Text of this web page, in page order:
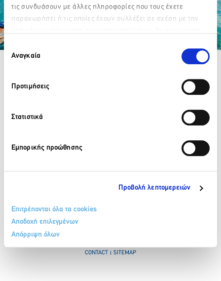
τις συνδυάσουν με άλλες πληροφορίες που τους έχετε
παραχωρήσει ή τις οποίες έχουν συλλέξει σε σχέση με την
των Cookies μας.
Επιλογή
συγκατάθεσης
Αναγκαία
Προτιμήσεις
Στατιστικά
Εμπορικής προώθησης
Προβολή λεπτομερειών
Επιτρέπονται όλα τα cookies
Αποδοχή επιλεγμένων
Απόρριψη όλων
34, Amalias Av. 105 58, Athens
Register in our newsletter
CONTACT
SITEMAP